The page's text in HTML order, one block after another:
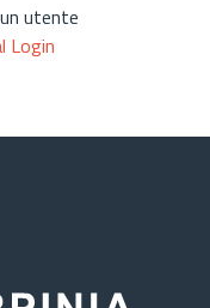
utente
Login